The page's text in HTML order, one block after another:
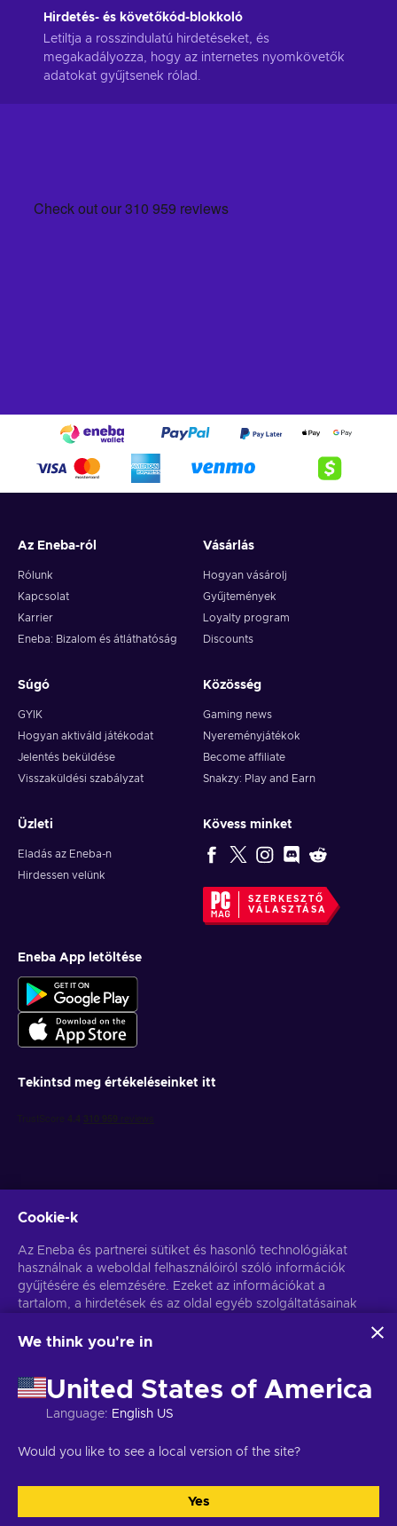
Hirdetés- és követőkód-blokkoló
Letiltja a rosszindulatú hirdetéseket, és
megakadályozza, hogy az internetes nyomkövetők
adatokat gyűjtsenek rólad.
Az Eneba-ról
Rólunk
Kapcsolat
Karrier
Eneba: Bizalom és átláthatóság
Vásárlás
Hogyan vásárolj
Gyűjtemények
Loyalty program
Discounts
Súgó
GYIK
Hogyan aktiváld játékodat
Jelentés beküldése
Visszaküldési szabályzat
Közösség
Gaming news
Nyereményjátékok
Become affiliate
Snakzy: Play and Earn
Üzleti
Eladás az Eneba-n
Hirdessen velünk
Kövess minket
SZERKESZTŐ
VÁLASZTÁSA
Eneba App letöltése
Tekintsd meg értékeléseinket itt
Feliratkozás
You can unsubscribe at any time. Visit Privacy noticefor more
Copyright © 2026 Eneba. Minden jog fenntartva. JSC “Helis play”,
Cookie-k
Az Eneba és partnerei sütiket és hasonló technológiákat
használnak a weboldal felhasználóiról szóló információk
gyűjtésére és elemzésére. Ezeket az információkat a
tartalom, a hirdetések és az oldal egyéb szolgáltatásainak
hirdetések személyre szabásához is felhasználhatjuk.
ahhoz, hogy az Eneba és partnerei ezeket a technológiákat
használják. Hozzájárulását a 'Testreszabás' gombra kattintva
módosíthatja.
fel az Ön adatait, a Google Business Safety & Privacy
We think you're in
United States of America
Language: English US
Would you like to see a local version of the site?
Yes